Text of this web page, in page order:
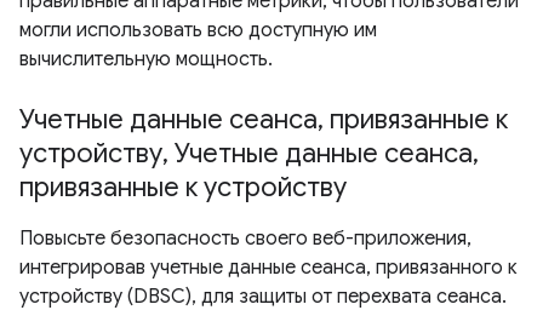
могли использовать всю доступную им
вычислительную мощность.
Учетные данные сеанса, привязанные к
устройству, Учетные данные сеанса,
привязанные к устройству
Повысьте безопасность своего веб-приложения,
интегрировав учетные данные сеанса, привязанного к
устройству (DBSC), для защиты от перехвата сеанса.